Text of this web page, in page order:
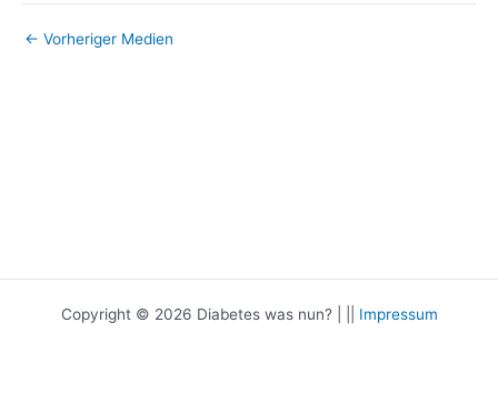
← Vorheriger Medien
Copyright © 2026 Diabetes was nun? | || Impressum